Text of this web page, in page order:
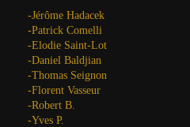
-Jérôme Hadacek
-Patrick Comelli
-Elodie Saint-Lot
-Daniel Baldjian
-Thomas Seignon
-Florent Vasseur
-Robert B.
-Yves P.